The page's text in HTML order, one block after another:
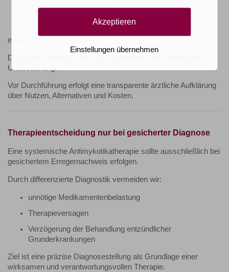
Privatleistung (PKV) oder
Individuelle Gesundheitsleistung (IGeL)
erbracht.
Die Kosten liegen bei ca. 250 €, abhängig vom Umfang der
Untersuchung.
Vor Durchführung erfolgt eine transparente ärztliche Aufklärung
über Nutzen, Alternativen und Kosten.
Therapieentscheidung nur bei gesicherter Diagnose
Eine systemische Antimykotikatherapie sollte ausschließlich bei
gesichertem Erregernachweis erfolgen.
Durch differenzierte Diagnostik vermeiden wir:
unnötige Medikamentenbelastung
Therapieversagen
Verzögerung der Behandlung entzündlicher
Grunderkrankungen
Ziel ist eine präzise Diagnosestellung als Grundlage einer
wirksamen und verantwortungsvollen Therapie.
Akzeptieren
Einstellungen übernehmen